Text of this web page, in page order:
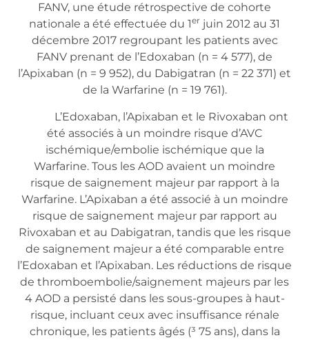
FANV, une étude rétrospective de cohorte
nationale a été effectuée du 1er juin 2012 au 31
décembre 2017 regroupant les patients avec
FANV prenant de l’Edoxaban (n = 4 577), de
l’Apixaban (n = 9 952), du Dabigatran (n = 22 371) et
de la Warfarine (n = 19 761).
L’Edoxaban, l’Apixaban et le Rivoxaban ont
été associés à un moindre risque d’AVC
ischémique/embolie ischémique que la
Warfarine. Tous les AOD avaient un moindre
risque de saignement majeur par rapport à la
Warfarine. L’Apixaban a été associé à un moindre
risque de saignement majeur par rapport au
Rivoxaban et au Dabigatran, tandis que les risque
de saignement majeur a été comparable entre
l’Edoxaban et l’Apixaban. Les réductions de risque
de thromboembolie/saignement majeurs par les
4 AOD a persisté dans les sous-groupes à haut-
risque, incluant ceux avec insuffisance rénale
chronique, les patients âgés (³ 75 ans), dans la